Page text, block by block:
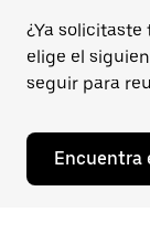
¿Ya solicitaste
elige el
seguir para
Encuentra